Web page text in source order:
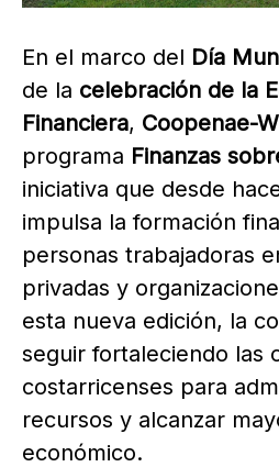
En el marco del Día
de la celebración de la
Financiera, Coopenae-
programa Finanzas
iniciativa que desde
impulsa la formación
personas trabajadoras
privadas y
esta nueva edición, la
seguir fortaleciendo las
costarricenses para
recursos y alcanzar
económico.